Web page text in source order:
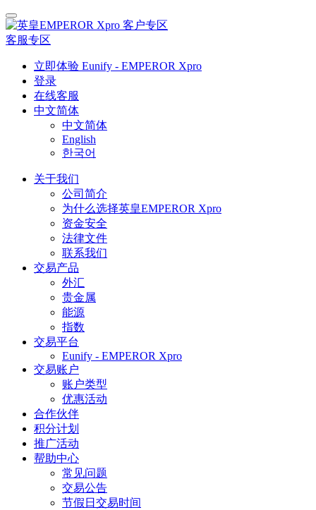
客户专区
客服专区
立即体验 Eunify - EMPEROR Xpro
登录
在线客服
中文简体
中文简体
English
한국어
关于我们
公司简介
为什么选择英皇EMPEROR Xpro
资金安全
法律文件
联系我们
交易产品
外汇
贵金属
能源
指数
交易平台
Eunify - EMPEROR Xpro
交易账户
账户类型
优惠活动
合作伙伴
积分计划
推广活动
帮助中心
常见问题
交易公告
节假日交易时间